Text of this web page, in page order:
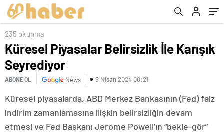
235 okunma
Küresel Piyasalar Belirsizlik İle Karışık
Seyrediyor
ABONE OL News 5 Nisan 2024 00:21
Küresel piyasalarda, ABD Merkez Bankasının (Fed) faiz
indirim zamanlamasına ilişkin belirsizliğin devam
etmesi ve Fed Başkanı Jerome Powell’ın “bekle-gör”